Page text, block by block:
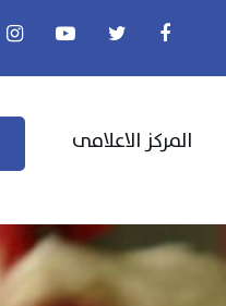
المركز الاعلامى